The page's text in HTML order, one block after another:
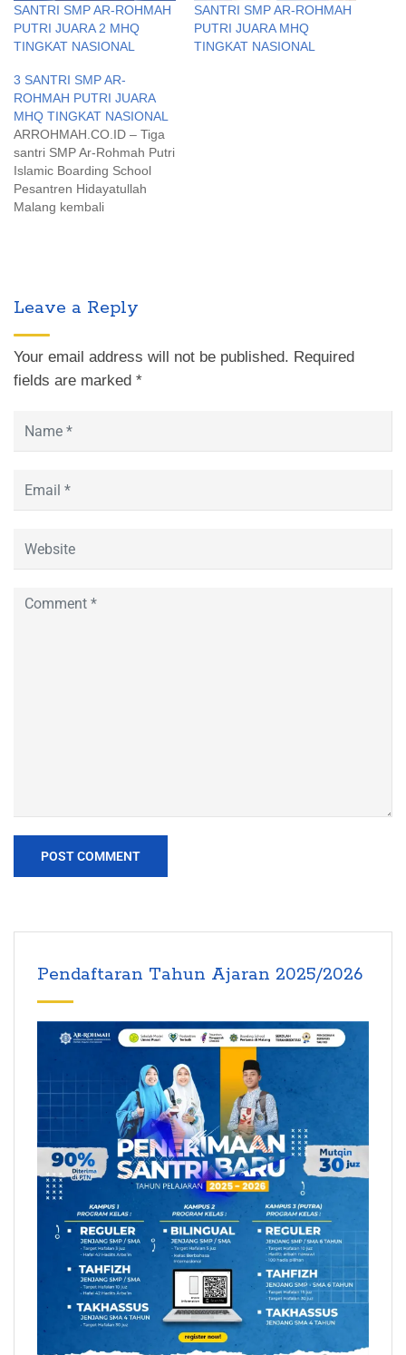
SANTRI SMP AR-ROHMAH
PUTRI JUARA 2 MHQ
TINGKAT NASIONAL
SANTRI SMP AR-ROHMAH
PUTRI JUARA MHQ
TINGKAT NASIONAL
3 SANTRI SMP AR-
ROHMAH PUTRI JUARA
MHQ TINGKAT NASIONAL
ARROHMAH.CO.ID – Tiga
santri SMP Ar-Rohmah Putri
Islamic Boarding School
Pesantren Hidayatullah
Malang kembali
yang digelar oleh Zamzam
Syifa Depok, Senin (14/3).
Mereka itu adalah Aisyah
Azzahrah yang merebut
Firdaus meraih juara 2…
Leave a Reply
Your email address will not be published. Required
fields are marked *
Pendaftaran Tahun Ajaran 2025/2026